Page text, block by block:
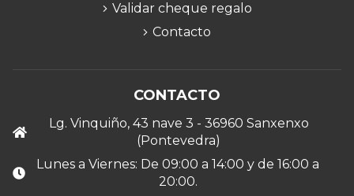
Validar cheque regalo
Contacto
CONTACTO
Lg. Vinquiño, 43 nave 3 - 36960 Sanxenxo
(Pontevedra)
Lunes a Viernes: De 09:00 a 14:00 y de 16:00 a
20:00.